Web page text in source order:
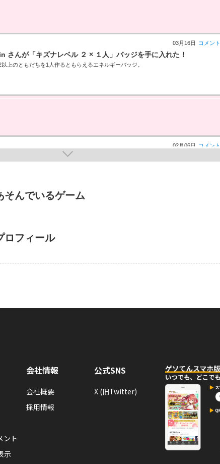
03月16日 コメント
さんが「キズナレベル ２ × １人」バッジを手に入れた！
以上のともだちを1人作るともらえるエネルギーバッジ。
02月06日 コメント
さんが「はじめてのブラウザプロ野球NEXT」バッジを手に入れ
間ログインするともらえるエネルギーバッジ。
んでいるゲーム
ロフィール
ント
示
会社情報
会社概要
採用情報
公式SNS
X (旧Twitter)